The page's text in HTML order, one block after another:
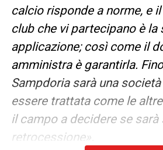
calcio risponde a norme, e
club che vi partecipano è la
applicazione; così come il
amministra è garantirla.
Sampdoria sarà una
essere trattata come le
il campo a decidere se sarà
retrocessione».